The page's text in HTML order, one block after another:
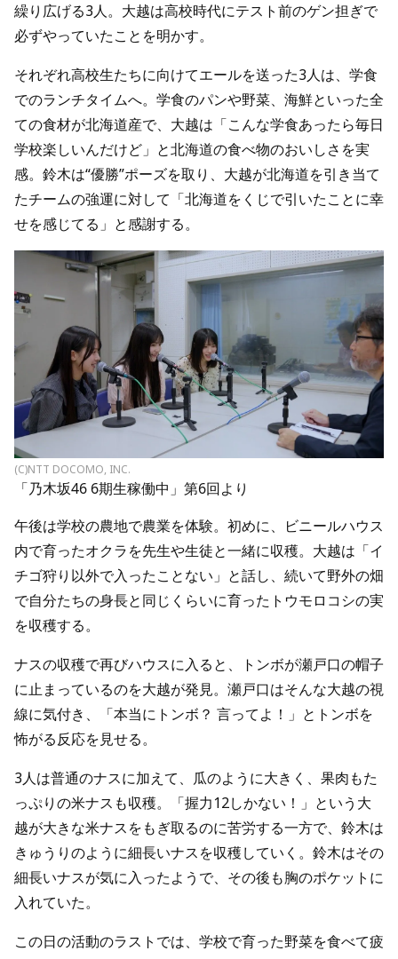
繰り広げる3人。大越は高校時代にテスト前のゲン担ぎで
必ずやっていたことを明かす。
それぞれ高校生たちに向けてエールを送った3人は、学食
でのランチタイムへ。学食のパンや野菜、海鮮といった全
ての食材が北海道産で、大越は「こんな学食あったら毎日
学校楽しいんだけど」と北海道の食べ物のおいしさを実
感。鈴木は“優勝”ポーズを取り、大越が北海道を引き当て
たチームの強運に対して「北海道をくじで引いたことに幸
せを感じてる」と感謝する。
(C)NTT DOCOMO, INC.
「乃木坂46 6期生稼働中」第6回より
午後は学校の農地で農業を体験。初めに、ビニールハウス
内で育ったオクラを先生や生徒と一緒に収穫。大越は「イ
チゴ狩り以外で入ったことない」と話し、続いて野外の畑
で自分たちの身長と同じくらいに育ったトウモロコシの実
を収穫する。
ナスの収穫で再びハウスに入ると、トンボが瀬戸口の帽子
に止まっているのを大越が発見。瀬戸口はそんな大越の視
線に気付き、「本当にトンボ？ 言ってよ！」とトンボを
怖がる反応を見せる。
3人は普通のナスに加えて、瓜のように大きく、果肉もた
っぷりの米ナスも収穫。「握力12しかない！」という大
越が大きな米ナスをもぎ取るのに苦労する一方で、鈴木は
きゅうりのように細長いナスを収穫していく。鈴木はその
細長いナスが気に入ったようで、その後も胸のポケットに
入れていた。
この日の活動のラストでは、学校で育った野菜を食べて疲